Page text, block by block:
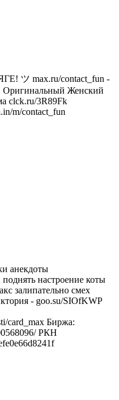
ツ max.ru/contact_fun -
Оригинальный Женский
clck.ru/3R89Fk
m/contact_fun
анекдоты
настроение коты
залипательно смех
- goo.su/SIOfKWP
card_max Биржа:
РКН